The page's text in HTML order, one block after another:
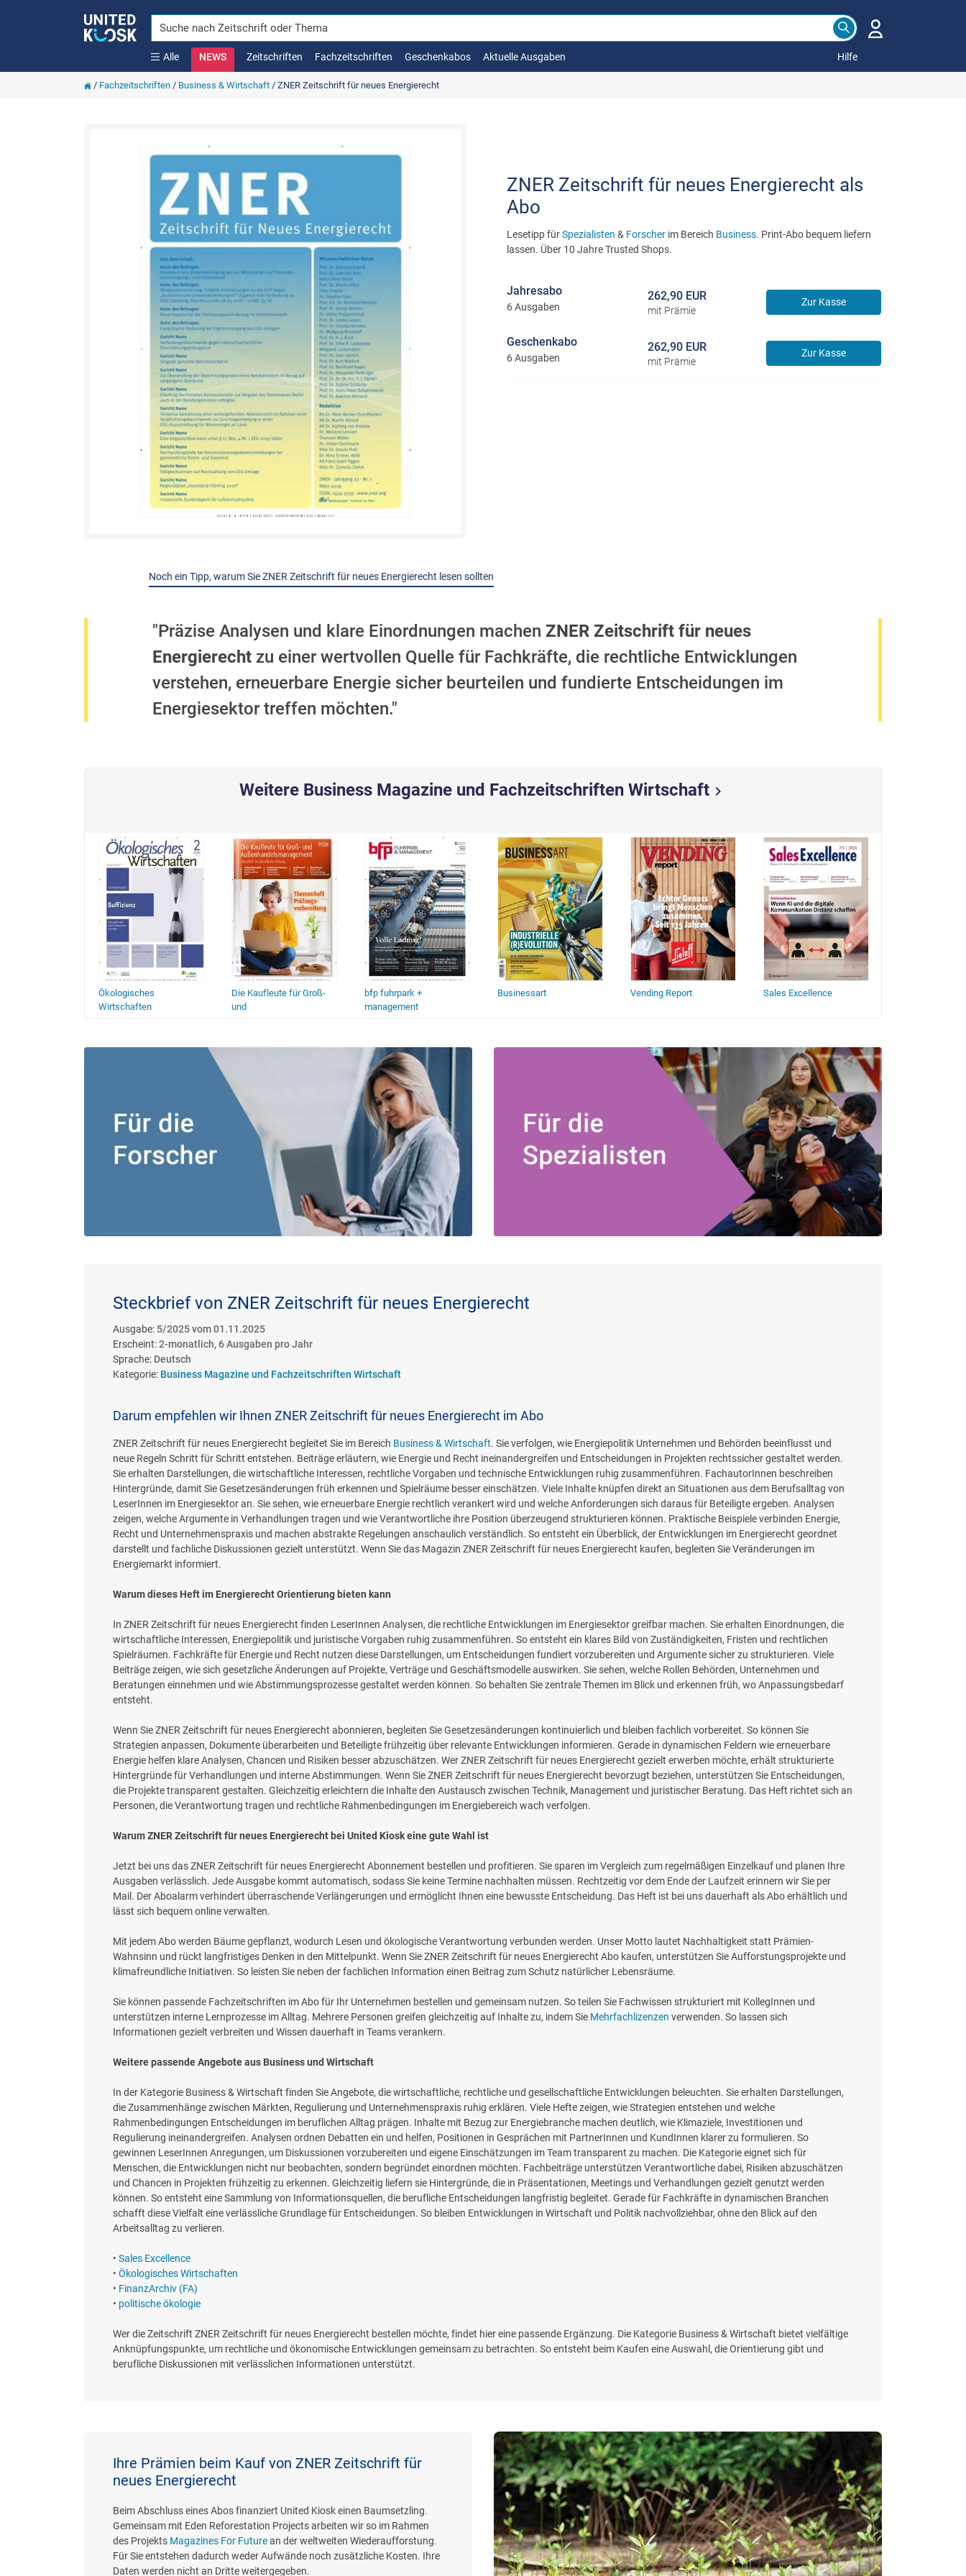
Alle NEWS Zeitschriften Fachzeitschriften Geschenkabos Aktuelle Ausgaben Hilfe
/ Fachzeitschriften/ Business & Wirtschaft/ ZNER Zeitschrift für neues Energierecht
ZNER Zeitschrift für neues Energierecht als
Abo
Lesetipp fürSpezialisten & Forscherim Bereich Business. Print-Abo bequem liefern
lassen. Über 10 Jahre Trusted Shops.
Jahresabo
6 Ausgaben Zur Kasse
262,90 EUR
mit Prämie
Geschenkabo
6 Ausgaben Zur Kasse
262,90 EUR
mit Prämie
Noch ein Tipp, warum Sie ZNER Zeitschrift für neues Energierecht lesen sollten
"Präzise Analysen und klare Einordnungen machen ZNER Zeitschrift für neues
Energierecht zu einer wertvollen Quelle für Fachkräfte, die rechtliche Entwicklungen
verstehen, erneuerbare Energie sicher beurteilen und fundierte Entscheidungen im
Energiesektor treffen möchten."
Weitere Business Magazine und Fachzeitschriften Wirtschaft chevron_right
Ökologisches
Wirtschaften
Die Kaufleute für Groß-
und
bfp fuhrpark +
management
Businessart Vending Report Sales Excellence
Steckbrief von ZNER Zeitschrift für neues Energierecht
Ausgabe: 5/2025 vom 01.11.2025
Erscheint:2-monatlich, 6 Ausgaben pro Jahr
Sprache: Deutsch
Kategorie: Business Magazine und Fachzeitschriften Wirtschaft
Darum empfehlen wir Ihnen ZNER Zeitschrift für neues Energierecht im Abo
ZNER Zeitschrift für neues Energierecht begleitet Sie im Bereich Business & Wirtschaft. Sie verfolgen, wie Energiepolitik Unternehmen und Behörden beeinflusst und
neue Regeln Schritt für Schritt entstehen. Beiträge erläutern, wie Energie und Recht ineinandergreifen und Entscheidungen in Projekten rechtssicher gestaltet werden.
Sie erhalten Darstellungen, die wirtschaftliche Interessen, rechtliche Vorgaben und technische Entwicklungen ruhig zusammenführen. FachautorInnen beschreiben
Hintergründe, damit Sie Gesetzesänderungen früh erkennen und Spielräume besser einschätzen. Viele Inhalte knüpfen direkt an Situationen aus dem Berufsalltag von
LeserInnen im Energiesektor an. Sie sehen, wie erneuerbare Energie rechtlich verankert wird und welche Anforderungen sich daraus für Beteiligte ergeben. Analysen
zeigen, welche Argumente in Verhandlungen tragen und wie Verantwortliche ihre Position überzeugend strukturieren können. Praktische Beispiele verbinden Energie,
Recht und Unternehmenspraxis und machen abstrakte Regelungen anschaulich verständlich. So entsteht ein Überblick, der Entwicklungen im Energierecht geordnet
darstellt und fachliche Diskussionen gezielt unterstützt. Wenn Sie das Magazin ZNER Zeitschrift für neues Energierecht kaufen, begleiten Sie Veränderungen im
Energiemarkt informiert.
Warum dieses Heft im Energierecht Orientierung bieten kann
In ZNER Zeitschrift für neues Energierecht finden LeserInnen Analysen, die rechtliche Entwicklungen im Energiesektor greifbar machen. Sie erhalten Einordnungen, die
wirtschaftliche Interessen, Energiepolitik und juristische Vorgaben ruhig zusammenführen. So entsteht ein klares Bild von Zuständigkeiten, Fristen und rechtlichen
Spielräumen. Fachkräfte für Energie und Recht nutzen diese Darstellungen, um Entscheidungen fundiert vorzubereiten und Argumente sicher zu strukturieren. Viele
Beiträge zeigen, wie sich gesetzliche Änderungen auf Projekte, Verträge und Geschäftsmodelle auswirken. Sie sehen, welche Rollen Behörden, Unternehmen und
Beratungen einnehmen und wie Abstimmungsprozesse gestaltet werden können. So behalten Sie zentrale Themen im Blick und erkennen früh, wo Anpassungsbedarf
entsteht.
Wenn Sie ZNER Zeitschrift für neues Energierecht abonnieren, begleiten Sie Gesetzesänderungen kontinuierlich und bleiben fachlich vorbereitet. So können Sie
Strategien anpassen, Dokumente überarbeiten und Beteiligte frühzeitig über relevante Entwicklungen informieren. Gerade in dynamischen Feldern wie erneuerbare
Energie helfen klare Analysen, Chancen und Risiken besser abzuschätzen. Wer ZNER Zeitschrift für neues Energierecht gezielt erwerben möchte, erhält strukturierte
Hintergründe für Verhandlungen und interne Abstimmungen. Wenn Sie ZNER Zeitschrift für neues Energierecht bevorzugt beziehen, unterstützen Sie Entscheidungen,
die Projekte transparent gestalten. Gleichzeitig erleichtern die Inhalte den Austausch zwischen Technik, Management und juristischer Beratung. Das Heft richtet sich an
Personen, die Verantwortung tragen und rechtliche Rahmenbedingungen im Energiebereich wach verfolgen.
Warum ZNER Zeitschrift für neues Energierecht bei United Kiosk eine gute Wahl ist
Jetzt bei uns das ZNER Zeitschrift für neues Energierecht Abonnement bestellen und profitieren. Sie sparen im Vergleich zum regelmäßigen Einzelkauf und planen Ihre
Ausgaben verlässlich. Jede Ausgabe kommt automatisch, sodass Sie keine Termine nachhalten müssen. Rechtzeitig vor dem Ende der Laufzeit erinnern wir Sie per
Mail. Der Aboalarm verhindert überraschende Verlängerungen und ermöglicht Ihnen eine bewusste Entscheidung. Das Heft ist bei uns dauerhaft als Abo erhältlich und
lässt sich bequem online verwalten.
Mit jedem Abo werden Bäume gepflanzt, wodurch Lesen und ökologische Verantwortung verbunden werden. Unser Motto lautet Nachhaltigkeit statt Prämien-
Wahnsinn und rückt langfristiges Denken in den Mittelpunkt. Wenn Sie ZNER Zeitschrift für neues Energierecht Abo kaufen, unterstützen Sie Aufforstungsprojekte und
klimafreundliche Initiativen. So leisten Sie neben der fachlichen Information einen Beitrag zum Schutz natürlicher Lebensräume.
Sie können passende Fachzeitschriften im Abo für Ihr Unternehmen bestellen und gemeinsam nutzen. So teilen Sie Fachwissen strukturiert mit KollegInnen und
unterstützen interne Lernprozesse im Alltag. Mehrere Personen greifen gleichzeitig auf Inhalte zu, indem Sie Mehrfachlizenzen verwenden. So lassen sich
Informationen gezielt verbreiten und Wissen dauerhaft in Teams verankern.
Weitere passende Angebote aus Business und Wirtschaft
In der Kategorie Business & Wirtschaft finden Sie Angebote, die wirtschaftliche, rechtliche und gesellschaftliche Entwicklungen beleuchten. Sie erhalten Darstellungen,
die Zusammenhänge zwischen Märkten, Regulierung und Unternehmenspraxis ruhig erklären. Viele Hefte zeigen, wie Strategien entstehen und welche
Rahmenbedingungen Entscheidungen im beruflichen Alltag prägen. Inhalte mit Bezug zur Energiebranche machen deutlich, wie Klimaziele, Investitionen und
Regulierung ineinandergreifen. Analysen ordnen Debatten ein und helfen, Positionen in Gesprächen mit PartnerInnen und KundInnen klarer zu formulieren. So
gewinnen LeserInnen Anregungen, um Diskussionen vorzubereiten und eigene Einschätzungen im Team transparent zu machen. Die Kategorie eignet sich für
Menschen, die Entwicklungen nicht nur beobachten, sondern begründet einordnen möchten. Fachbeiträge unterstützen Verantwortliche dabei, Risiken abzuschätzen
und Chancen in Projekten frühzeitig zu erkennen. Gleichzeitig liefern sie Hintergründe, die in Präsentationen, Meetings und Verhandlungen gezielt genutzt werden
können. So entsteht eine Sammlung von Informationsquellen, die berufliche Entscheidungen langfristig begleitet. Gerade für Fachkräfte in dynamischen Branchen
schafft diese Vielfalt eine verlässliche Grundlage für Entscheidungen. So bleiben Entwicklungen in Wirtschaft und Politik nachvollziehbar, ohne den Blick auf den
Arbeitsalltag zu verlieren.
• Sales Excellence
• Ökologisches Wirtschaften
• FinanzArchiv (FA)
• politische ökologie
Wer die Zeitschrift ZNER Zeitschrift für neues Energierecht bestellen möchte, findet hier eine passende Ergänzung. Die Kategorie Business & Wirtschaft bietet vielfältige
Anknüpfungspunkte, um rechtliche und ökonomische Entwicklungen gemeinsam zu betrachten. So entsteht beim Kaufen eine Auswahl, die Orientierung gibt und
berufliche Diskussionen mit verlässlichen Informationen unterstützt.
Ihre Prämien beim Kauf von ZNER Zeitschrift für
neues Energierecht
Beim Abschluss eines Abos finanziert United Kiosk einen Baumsetzling.
Gemeinsam mit Eden Reforestation Projects arbeiten wir so im Rahmen
des Projekts Magazines For Futurean der weltweiten Wiederaufforstung.
Für Sie entstehen dadurch weder Aufwände noch zusätzliche Kosten. Ihre
Daten werden nicht an Dritte weitergegeben.